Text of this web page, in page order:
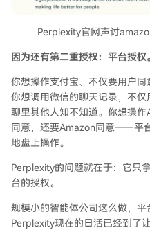
Perplexity官网声讨
因为还有第二重授权：平台授权。
你想操作支付宝、不仅要用户同
你想调用微信的聊天记录，不
聊里其他人知不知道。你想操
同意，还要Amazon同意——平
地盘上操作。
Perplexity的问题就在于：它只
台的授权。
规模小的智能体公司这么做，平
Perplexity现在的日活已经到了